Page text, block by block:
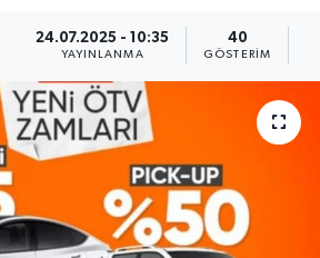
24.07.2025 - 10:35
YAYINLANMA
40
GÖSTERIM